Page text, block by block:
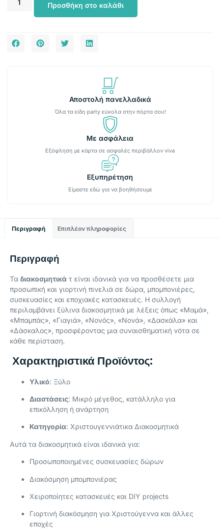
Προσθήκη στο καλάθι
Αποστολή πανελλαδικά
Όλα τα είδη party εύκολα στην πόρτα σου!
Με ασφάλεια
Εξόφληση με κάρτα σε ασφαλές περιβάλλον viva
Εξυπηρέτηση
Είμαστε εδώ για να βοηθήσουμε
Περιγραφή Επιπλέον πληροφορίες
Περιγραφή
Τα διακοσμητικά τ είναι ιδανικά για να προσθέσετε μια
προσωπική και γιορτινή πινελιά σε δώρα, μπομπονιέρες,
συσκευασίες και εποχιακές κατασκευές. Η συλλογή
περιλαμβάνει ξύλινα διακοσμητικά με λέξεις όπως «Μαμά»,
«Μπαμπάς», «Γιαγιά», «Νονός», «Νονά», «Δασκάλα» και
«Δάσκαλος», προσφέροντας μια συναισθηματική νότα σε
κάθε περίσταση.
Χαρακτηριστικά Προϊόντος:
Υλικό: Ξύλο
Διαστάσεις: Μικρό μέγεθος, κατάλληλο για
επικόλληση ή ανάρτηση
Κατηγορία: Χριστουγεννιάτικα Διακοσμητικά
Αυτά τα διακοσμητικά είναι ιδανικά για:
Προσωποποιημένες συσκευασίες δώρων
Διακόσμηση μπομπονιέρας
Χειροποίητες κατασκευές και DIY projects
Γιορτινή διακόσμηση για Χριστούγεννα και άλλες
εποχές